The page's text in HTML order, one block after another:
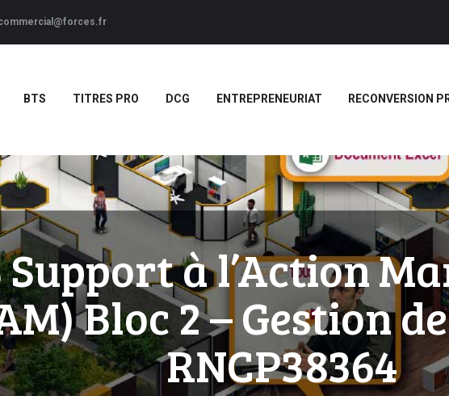
BTS TITRES PRO DCG ENTREPRENEURIAT RECONVERSION
Support à l’Action
Bloc 2 – Gestion
RNCP38364
Forces LMS
BTS
DCG
RECONVERSION PRO
BOUTIQUE
MARQUE
BLANCHE/SCORM